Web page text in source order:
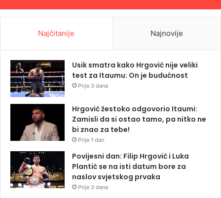
Najčitanije Najnovije
Usik smatra kako Hrgović nije veliki
test za Itaumu: On je budućnost
Prije 3 dana
Hrgović žestoko odgovorio Itaumi:
Zamisli da si ostao tamo, pa nitko ne
bi znao za tebe!
Prije 1 dan
Povijesni dan: Filip Hrgović i Luka
Plantić se na isti datum bore za
naslov svjetskog prvaka
Prije 3 dana